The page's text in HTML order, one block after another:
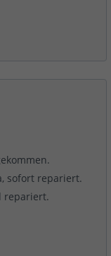
sofort repariert.
repariert.